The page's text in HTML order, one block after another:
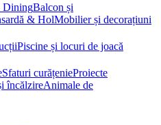
Balcon și
& HolMobilier și decorațiuni
Piscine și locuri de joacă
Sfaturi curățenieProiecte
încălzireAnimale de